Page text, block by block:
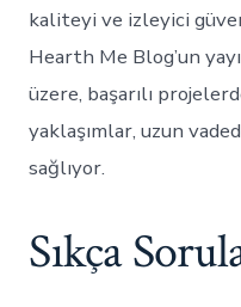
kaliteyi ve izleyici
Hearth Me Blog’un
üzere, başarılı
yaklaşımlar, uzun
sağlıyor.
Sıkça